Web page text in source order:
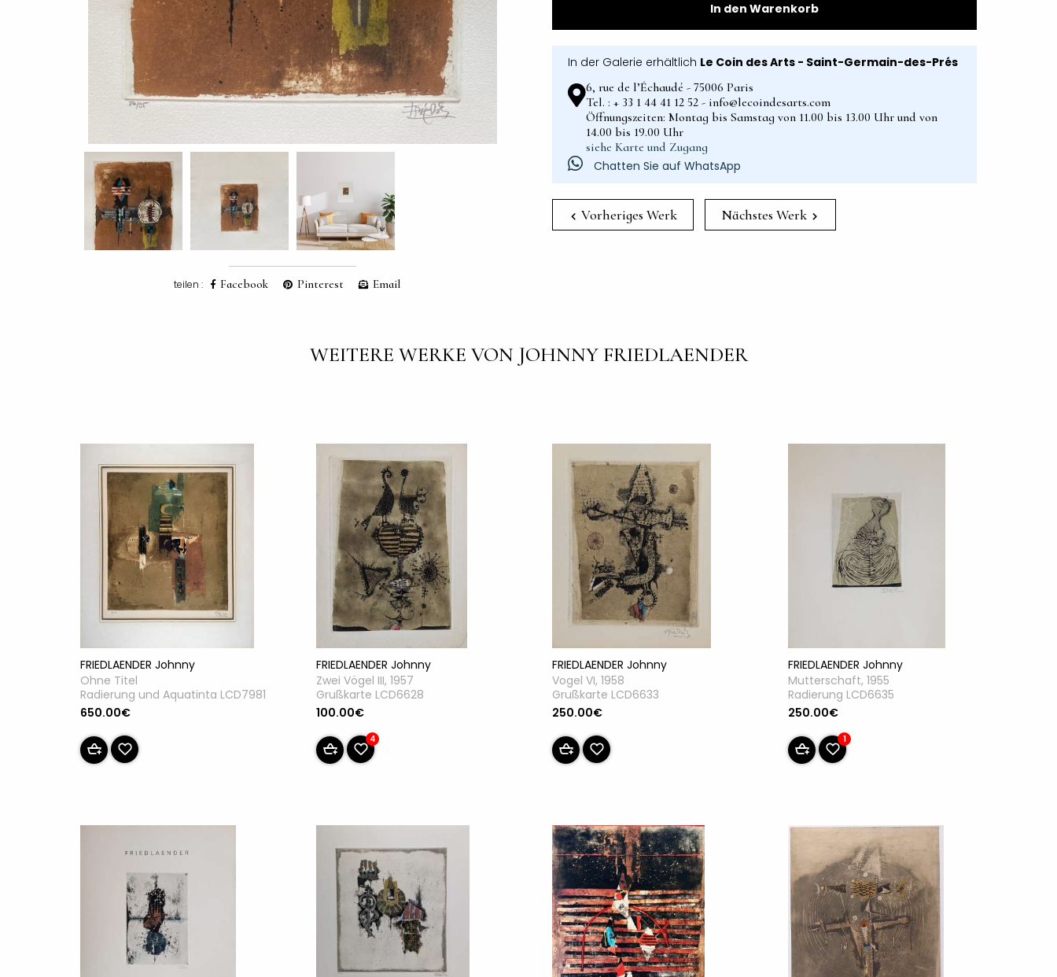
teilen : Facebook Pinterest Email
In den Warenkorb
In der Galerie erhältlich Le Coin des Arts - Saint-Germain-des-Prés
6, rue de l’Échaudé - 75006 Paris
Tel. : + 33 1 44 41 12 52 - info@lecoindesarts.com
Öffnungszeiten: Montag bis Samstag von 11.00 bis 13.00 Uhr und von
14.00 bis 19.00 Uhr
siehe Karte und Zugang
Chatten Sie auf WhatsApp
Vorheriges Werk Nächstes Werk
WEITERE WERKE VON JOHNNY FRIEDLAENDER
FRIEDLAENDER Johnny
Ohne Titel
Radierung und Aquatinta LCD7981
650.00€
FRIEDLAENDER Johnny
Zwei Vögel III, 1957
Grußkarte LCD6628
100.00€
4
FRIEDLAENDER Johnny
Vogel VI, 1958
Grußkarte LCD6633
250.00€
FRIEDLAENDER Johnny
Mutterschaft, 1955
Radierung LCD6635
250.00€
1